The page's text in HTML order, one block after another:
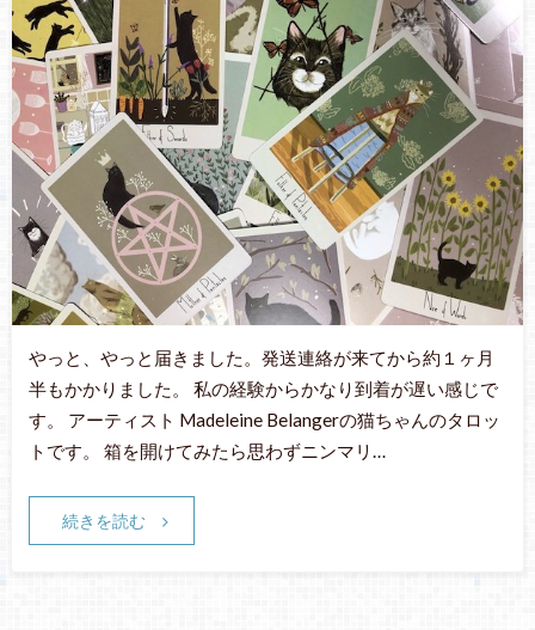
やっと、やっと届きました。発送連絡が来てから約１ヶ月
半もかかりました。 私の経験からかなり到着が遅い感じで
す。 アーティスト Madeleine Belangerの猫ちゃんのタロッ
トです。 箱を開けてみたら思わずニンマリ…
続きを読む